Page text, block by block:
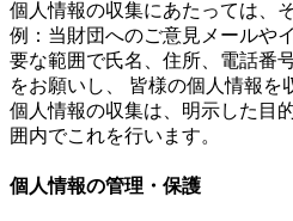
個人情報の収集にあたっては、
例：当財団へのご意見メールや
要な範囲で氏名、住所、電話番
をお願いし、 皆様の個人情報を
個人情報の収集は、明示した目
囲内でこれを行います。
個人情報の管理・保護